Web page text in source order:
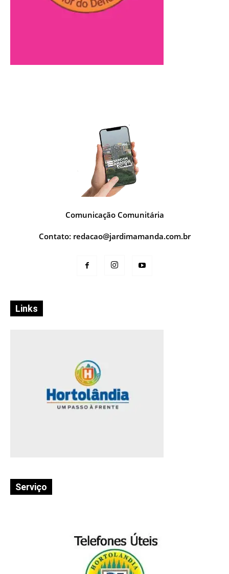
Comunicação Comunitária
Contato: redacao@jardimamanda.com.br
Links
Serviço